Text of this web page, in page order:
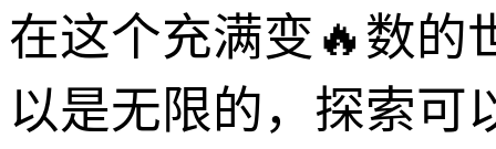
在这个充满变🔥数的
以是无限的，探索可